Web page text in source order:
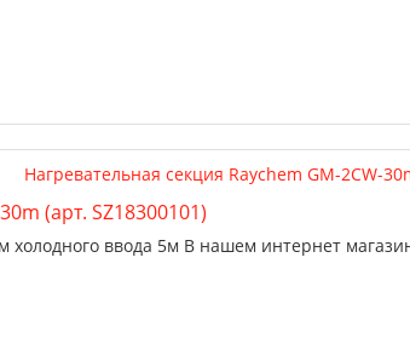
(арт. SZ18300101)
ввода 5м В нашем интернет